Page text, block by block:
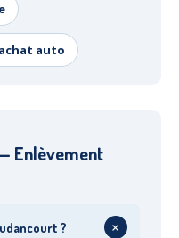
auto
Enlèvement
? +